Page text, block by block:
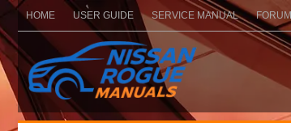
HOME USER GUIDE SERVICE MANUAL FORUM